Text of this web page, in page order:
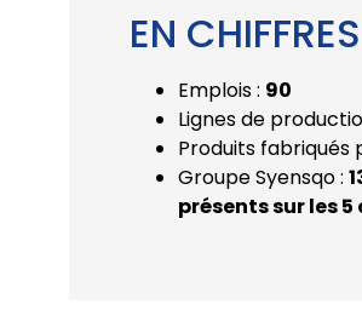
EN CHIFFRES
Emplois : 90
Lignes de
Produits fabriqués
Groupe Syensqo :
présents sur les